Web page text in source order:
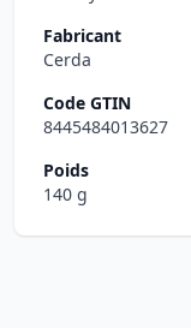
Fabricant
Cerda
Code GTIN
8445484013627
Poids
140 g